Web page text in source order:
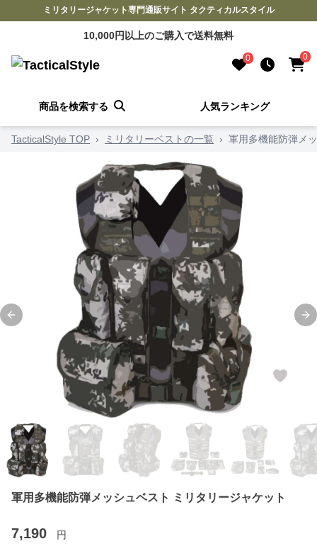
ミリタリージャケット専門通販サイト タクティカルスタイル
10,000円以上のご購入で送料無料
0 0
商品を検索する 人気ランキング
TacticalStyle TOP › ミリタリーベストの一覧 › 軍用多機能防弾メ
Previous slide
軍用多機能防弾メッシュベスト ミリタリージャケット
7,190 円